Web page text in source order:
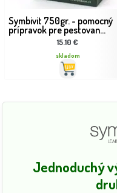
Symbivit 750gr. - pomocný
prípravok pre pestovan...
15.10 €
skladom
Jednoduchý